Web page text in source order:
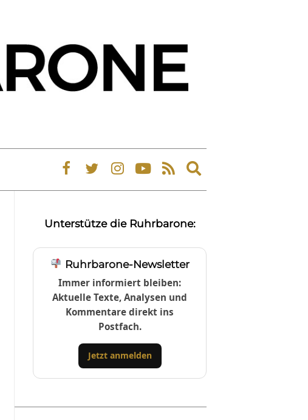
Expand
search
Unterstütze die Ruhrbarone:
Ruhrbarone-Newsletter
Immer informiert bleiben:
Aktuelle Texte, Analysen und
Kommentare direkt ins
Postfach.
Jetzt anmelden